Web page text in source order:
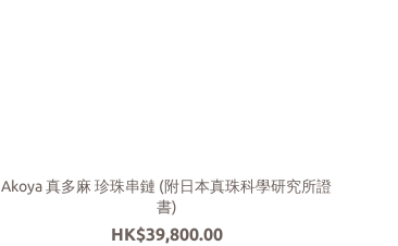
Akoya 真多麻 珍珠串鏈 (附日本真珠科學研究所證
書)
HK$39,800.00